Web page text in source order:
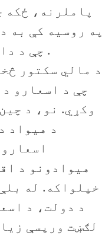
پاملرنه، ځکه
په روسیه کې به
چې د داسې يو امانت دابرخه .
د مالي سکتور
چې د اسعارو
وکړي. نو، د
د هیواد
هیوادونو د
خپلواکه. له
د دولت، د
لګښت ورپسې